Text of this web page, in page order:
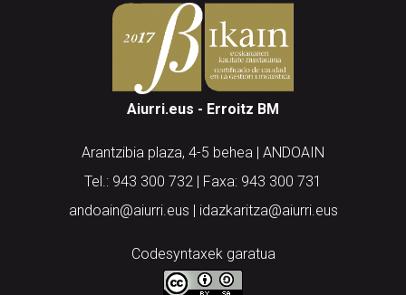
Aiurri.eus - Erroitz BM
Arantzibia plaza, 4-5 behea | ANDOAIN
Tel.: 943 300 732 | Faxa: 943 300 731
andoain@aiurri.eus | idazkaritza@aiurri.eus
Codesyntaxek garatua